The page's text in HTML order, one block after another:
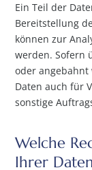
Ein Teil der
Bereitstellung
können zur
werden. Sofern
oder
Daten auch für
sonstige
Welche
Ihrer